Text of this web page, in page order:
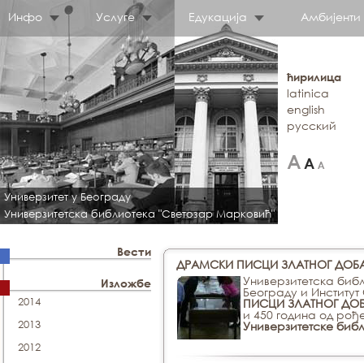
Инфо Услуге Едукација Амбијенти
Универзитет у Београду
Универзитетска библиотека "Светозар Марковић"
ћирилица
latinica
english
русский
Вести
Изложбе
2014
2013
2012
ДРАМСКИ ПИСЦИ ЗЛАТНОГ
Универзитетска
Београду и
ПИСЦИ ЗЛАТНОГ
и 450 година од
Универзитетске